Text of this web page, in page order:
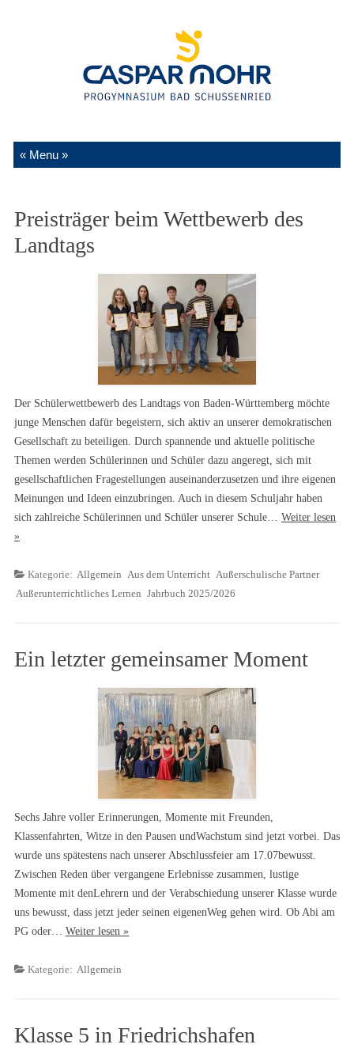
Zum Inhalt springen
Preisträger beim Wettbewerb des
Landtags
Der Schülerwettbewerb des Landtags von Baden-Württemberg möchte
junge Menschen dafür begeistern, sich aktiv an unserer demokratischen
Gesellschaft zu beteiligen. Durch spannende und aktuelle politische
Themen werden Schülerinnen und Schüler dazu angeregt, sich mit
gesellschaftlichen Fragestellungen auseinanderzusetzen und ihre eigenen
Meinungen und Ideen einzubringen. Auch in diesem Schuljahr haben
sich zahlreiche Schülerinnen und Schüler unserer Schule… Weiter lesen
»
Kategorie: Allgemein Aus dem Unterricht Außerschulische Partner
Außerunterrichtliches Lernen Jahrbuch 2025/2026
Ein letzter gemeinsamer Moment
Sechs Jahre voller Erinnerungen, Momente mit Freunden,
Klassenfahrten, Witze in den Pausen undWachstum sind jetzt vorbei. Das
wurde uns spätestens nach unserer Abschlussfeier am 17.07bewusst.
Zwischen Reden über vergangene Erlebnisse zusammen, lustige
Momente mit denLehrern und der Verabschiedung unserer Klasse wurde
uns bewusst, dass jetzt jeder seinen eigenenWeg gehen wird. Ob Abi am
PG oder… Weiter lesen »
Kategorie: Allgemein
Klasse 5 in Friedrichshafen